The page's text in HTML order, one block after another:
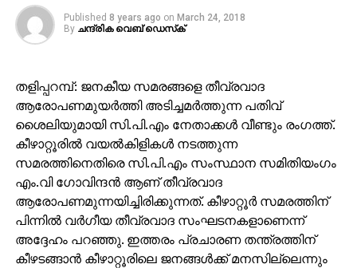
Published 8 years ago on March 24, 2018
By ചന്ദ്രിക വെബ് ഡെസ്‌ക്‌
തളിപ്പറമ്പ്: ജനകീയ സമരങ്ങളെ തീവ്രവാദ
ആരോപണമുയര്‍ത്തി അടിച്ചമര്‍ത്തുന്ന പതിവ്
ശൈലിയുമായി സി.പി.എം നേതാക്കള്‍ വീണ്ടും രംഗത്ത്.
കീഴാറ്റൂരില്‍ വയല്‍കിളികള്‍ നടത്തുന്ന
സമരത്തിനെതിരെ സി.പി.എം സംസ്ഥാന സമിതിയംഗം
എം.വി ഗോവിന്ദന്‍ ആണ് തീവ്രവാദ
ആരോപണമുന്നയിച്ചിരിക്കുന്നത്. കീഴാറ്റൂര്‍ സമരത്തിന്
പിന്നില്‍ വര്‍ഗീയ തീവ്രവാദ സംഘടനകളാണെന്ന്
അദ്ദേഹം പറഞ്ഞു. ഇത്തരം പ്രചാരണ തന്ത്രത്തിന്
കീഴടങ്ങാന്‍ കീഴാറ്റൂരിലെ ജനങ്ങള്‍ക്ക് മനസില്ലെന്നും